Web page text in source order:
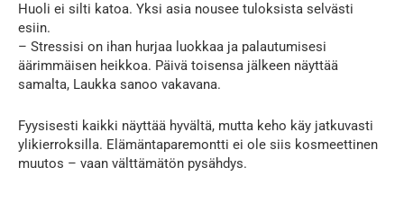
Huoli ei silti katoa. Yksi asia nousee tuloksista selvästi
esiin.
– Stressisi on ihan hurjaa luokkaa ja palautumisesi
äärimmäisen heikkoa. Päivä toisensa jälkeen näyttää
samalta, Laukka sanoo vakavana.
Fyysisesti kaikki näyttää hyvältä, mutta keho käy jatkuvasti
ylikierroksilla. Elämäntaparemontti ei ole siis kosmeettinen
muutos – vaan välttämätön pysähdys.